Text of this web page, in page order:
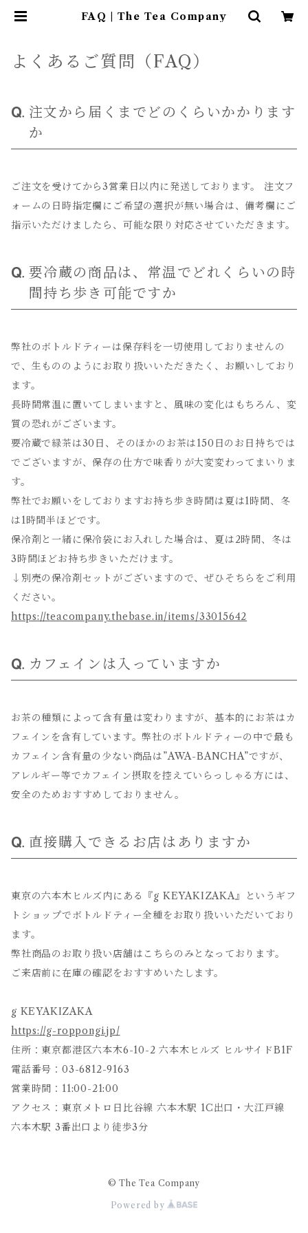
FAQ | The Tea Company
よくあるご質問（FAQ）
注文から届くまでどのくらいかかります
か
ご注文を受けてから3営業日以内に発送しております。 注文フ
ォームの日時指定欄にご希望の選択が無い場合は、備考欄にご
指示いただけましたら、可能な限り対応させていただきます。
要冷蔵の商品は、常温でどれくらいの時
間持ち歩き可能ですか
弊社のボトルドティーは保存料を一切使用しておりませんの
で、生もののようにお取り扱いいただきたく、お願いしており
ます。
長時間常温に置いてしまいますと、風味の変化はもちろん、変
質の恐れがございます。
要冷蔵で緑茶は30日、そのほかのお茶は150日のお日持ちでは
でございますが、保存の仕方で味香りが大変変わってまいりま
す。
弊社でお願いをしておりますお持ち歩き時間は夏は1時間、冬
は1時間半ほどです。
保冷剤と一緒に保冷袋にお入れした場合は、夏は2時間、冬は
3時間ほどお持ち歩きいただけます。
↓別売の保冷剤セットがございますので、ぜひそちらをご利用
ください。
https://teacompany.thebase.in/items/33015642
カフェインは入っていますか
お茶の種類によって含有量は変わりますが、基本的にお茶はカ
フェインを含有しています。弊社のボトルドティーの中で最も
カフェイン含有量の少ない商品は”AWA-BANCHA”ですが、
アレルギー等でカフェイン摂取を控えていらっしゃる方には、
安全のためおすすめしておりません。
直接購入できるお店はありますか
東京の六本木ヒルズ内にある『g KEYAKIZAKA』というギフ
トショップでボトルドティー全種をお取り扱いいただいており
ます。
弊社商品のお取り扱い店舗はこちらのみとなっております。
ご来店前に在庫の確認をおすすめいたします。
g KEYAKIZAKA
https://g-roppongi.jp/
住所：東京都港区六本木6-10-2 六本木ヒルズ ヒルサイドB1F
電話番号：03-6812-9163
営業時間：11:00-21:00
アクセス：東京メトロ日比谷線 六本木駅 1C出口・大江戸線
六本木駅 3番出口より徒歩3分
© The Tea Company
Powered by